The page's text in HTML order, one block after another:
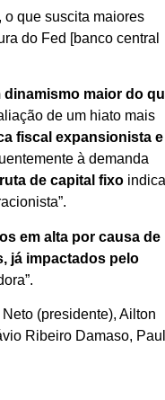
o que suscita maiores
do Fed [banco central
maior do
de um hiato mais
fiscal expansionista e
à demanda
de capital fixo
em alta por causa de
já impactados pelo
(presidente), Ailton
Ribeiro Damaso,